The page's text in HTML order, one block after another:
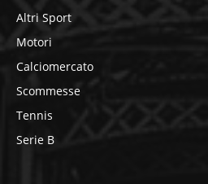
Altri Sport
Motori
Calciomercato
Scommesse
Tennis
Serie B